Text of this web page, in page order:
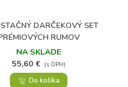
Obľúbené
DARČEKOVÝ SET
RUMOV
NA SKLADE
55,60 € (s DPH)
Do košíka